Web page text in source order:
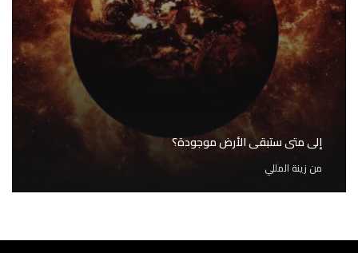
إلى متى ستبقى الأرض موجودة؟
من زينة المللي